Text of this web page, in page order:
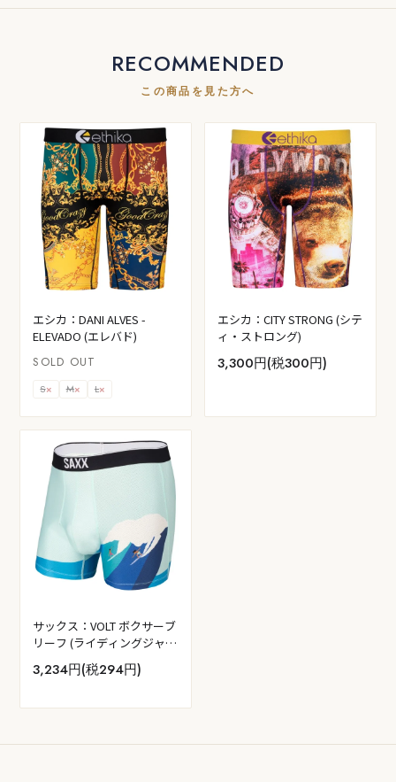
RECOMMENDED
この商品を見た方へ
エシカ：DANI ALVES -
ELEVADO (エレバド)
SOLD OUT
S× M× L×
エシカ：CITY STRONG (シテ
ィ・ストロング)
3,300円(税300円)
サックス：VOLT ボクサーブ
リーフ (ライディングジャイ
アンツ)
3,234円(税294円)